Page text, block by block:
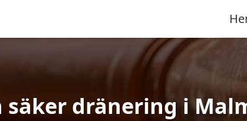
säker dränering i